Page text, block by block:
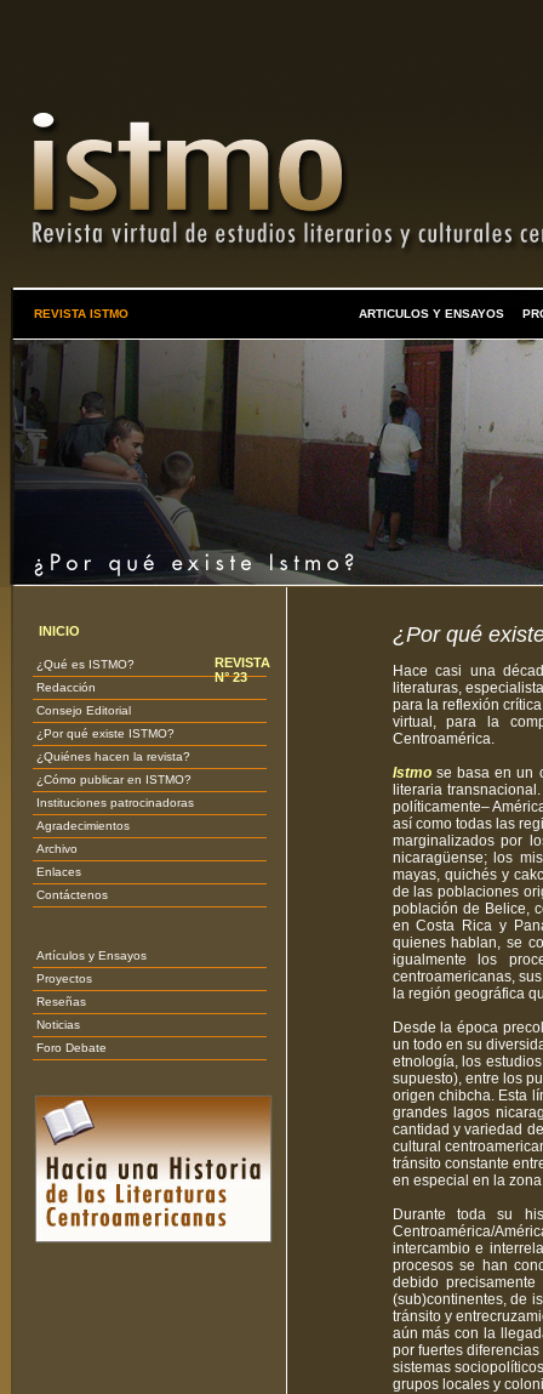
REVISTA ISTMO ARTICULOS Y ENSAYOS
INICIO
¿Qué es ISTMO?
Redacción
Consejo Editorial
¿Por qué existe ISTMO?
¿Quiénes hacen la revista?
¿Cómo publicar en ISTMO?
Instituciones patrocinadoras
Agradecimientos
Archivo
Enlaces
Contáctenos
REVISTA
N° 23
Artículos y Ensayos
Proyectos
Reseñas
Noticias
Foro Debate
¿Por qué
Hace casi una
literaturas,
para la reflexión
virtual, para la
Centroamérica.
Istmose basa en un
literaria
políticamente–
así como todas las
marginalizados por
nicaragüense; los
mayas, quichés y
de las poblaciones
población de Belice,
en Costa Rica y
quienes hablan, se
igualmente los
centroamericanas,
la región geográfica
Desde la época
un todo en su
etnología, los
supuesto), entre los
origen chibcha. Esta
grandes lagos
cantidad y variedad
cultural
tránsito constante
en especial en la
Durante toda su
Centroamérica/
intercambio e
procesos se han
debido
(sub)continentes, de
tránsito y
aún más con la
por fuertes
sistemas
grupos locales y